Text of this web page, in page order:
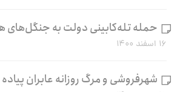
حمله تله‌کابینی دولت به جنگل‌های
۱۶ اسفند ۱۴۰۰
شهرفروشی و مرگ روزانه عابران پیاده